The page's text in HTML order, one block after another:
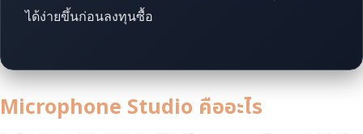
ได้ง่ายขึ้นก่อนลงทุนซื้อ
Microphone Studio คืออะไร